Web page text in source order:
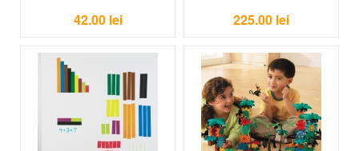
42.00 lei 225.00 lei